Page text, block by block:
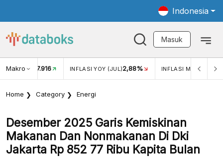
Indonesia
Masuk
Makro
USD/IDR 17.916 INFLASI YOY (JUL)2,88% INFLASI MOM (JUL)
Home Category Energi
Desember 2025 Garis Kemiskinan
Makanan Dan Nonmakanan Di Dki
Jakarta Rp 852 77 Ribu Kapita Bulan